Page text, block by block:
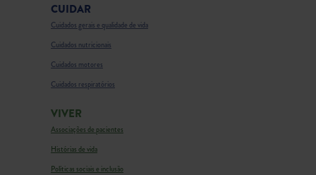
CUIDAR
Cuidados gerais e qualidade de vida
Cuidados nutricionais
Cuidados motores
Cuidados respiratórios
VIVER
Associações de pacientes
Histórias de vida
Políticas sociais e inclusão